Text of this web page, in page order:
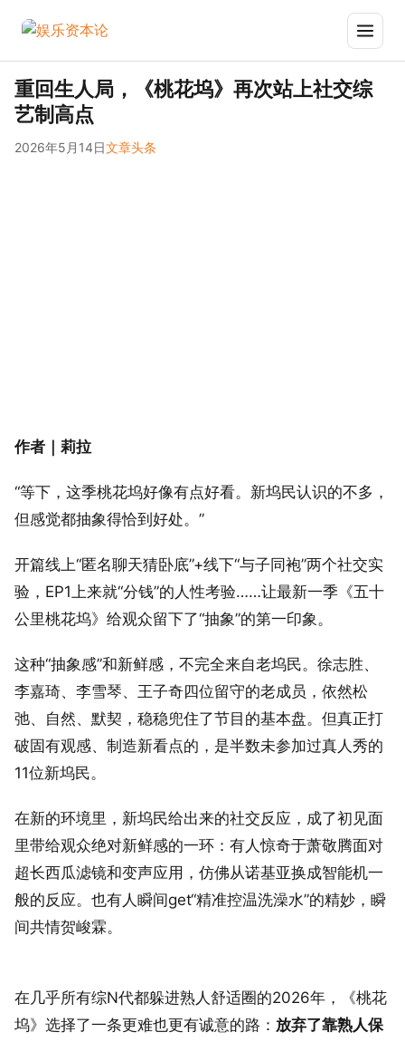
重回生人局，《桃花坞》再次站上社交综
艺制高点
2026年5月14日文章头条
作者｜莉拉
“等下，这季桃花坞好像有点好看。新坞民认识的不多，
但感觉都抽象得恰到好处。”
开篇线上“匿名聊天猜卧底”+线下“与子同袍”两个社交实
验，EP1上来就“分钱”的人性考验……让最新一季《五十
公里桃花坞》给观众留下了“抽象”的第一印象。
这种“抽象感”和新鲜感，不完全来自老坞民。徐志胜、
李嘉琦、李雪琴、王子奇四位留守的老成员，依然松
弛、自然、默契，稳稳兜住了节目的基本盘。但真正打
破固有观感、制造新看点的，是半数未参加过真人秀的
11位新坞民。
在新的环境里，新坞民给出来的社交反应，成了初见面
里带给观众绝对新鲜感的一环：有人惊奇于萧敬腾面对
超长西瓜滤镜和变声应用，仿佛从诺基亚换成智能机一
般的反应。也有人瞬间get“精准控温洗澡水”的精妙，瞬
间共情贺峻霖。
在几乎所有综N代都躲进熟人舒适圈的2026年，《桃花
坞》选择了一条更难也更有诚意的路： 放弃了靠熟人保